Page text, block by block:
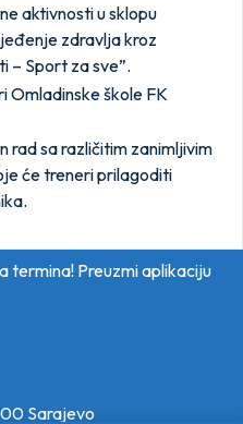
aktivnosti u sklopu
zdravlja kroz
– Sport za sve”.
Omladinske škole FK
rad sa različitim zanimljivim
će treneri prilagoditi
termina! Preuzmi aplikaciju
Sarajevo